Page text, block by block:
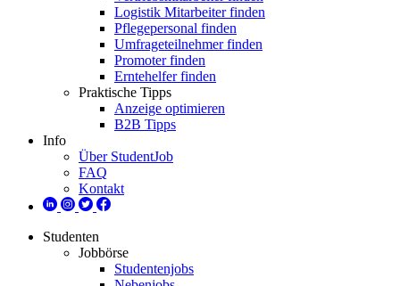
Logistik Mitarbeiter finden
Pflegepersonal finden
Umfrageteilnehmer finden
Promoter finden
Erntehelfer finden
Praktische Tipps
Anzeige optimieren
B2B Tipps
Info
Über StudentJob
FAQ
Kontakt
Studenten
Jobbörse
Studentenjobs